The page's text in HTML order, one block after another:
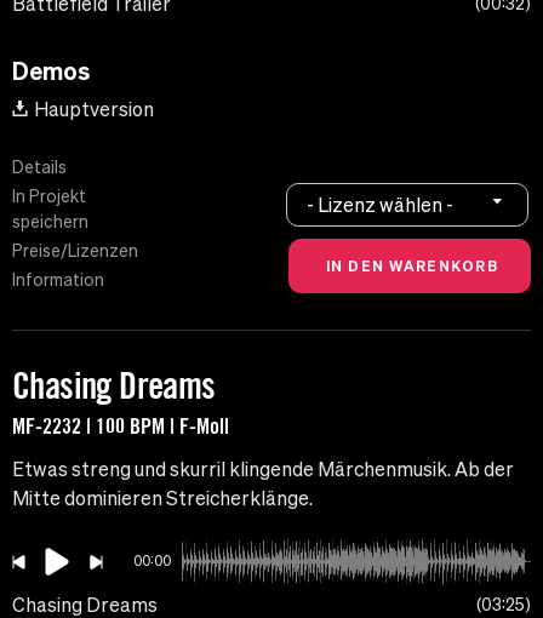
00:32
Demos
Hauptversion
Details
In Projekt
speichern
Preise/Lizenzen
Information
- Lizenz wählen -
Chasing Dreams
MF-2232 | 100 BPM | F-Moll
Etwas streng und skurril klingende Märchenmusik. Ab der
Mitte dominieren Streicherklänge.
00:00
Chasing Dreams 03:25